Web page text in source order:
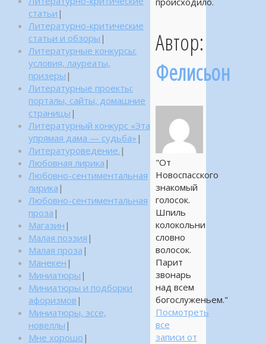
Автор:
Фелисьон
"От
Новоспасского
знакомый
голосок.
Шпиль
колокольни
словно
волосок.
Парит
звонарь
над всем
богослуженьем."
Посмотреть
все
записи от
статьи |
Литературно-критические
статьи и обзоры |
Литературные конкурсы:
условия, лауреаты,
призеры |
Литературные проекты:
порталы, сайты, домашние
страницы |
Литературный конкурс «Эта
упрямая дама — судьба» |
Литературоведение. |
Любовная лирика |
Любовно-сентиментальная
лирика |
Любовно-сентиментальная
проза |
Магазин |
Малая поэзия |
Малая проза |
Манекен |
Миниатюры |
Миниатюры и подборки
афоризмов |
Миниатюры, эссе,
новеллы |
Мне хорошо |